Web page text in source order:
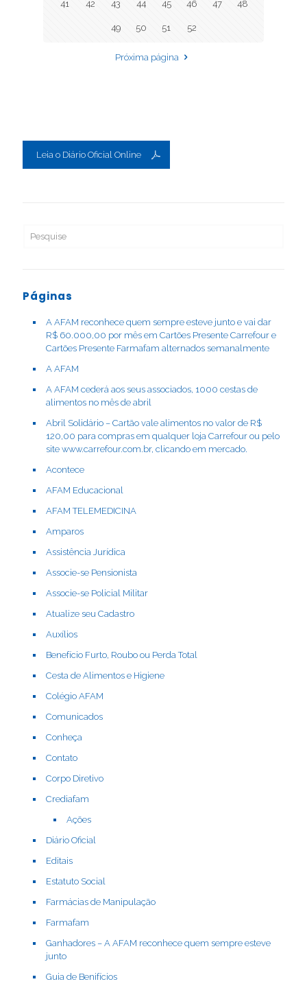
41 42 43 44 45 46 47 48
49 50 51 52
Próxima página
Leia o Diário Oficial Online
Páginas
A AFAM reconhece quem sempre esteve junto e vai dar
R$ 60.000,00 por mês em Cartões Presente Carrefour e
Cartões Presente Farmafam alternados semanalmente
A AFAM
A AFAM cederá aos seus associados, 1000 cestas de
alimentos no mês de abril
Abril Solidário – Cartão vale alimentos no valor de R$
120,00 para compras em qualquer loja Carrefour ou pelo
site www.carrefour.com.br, clicando em mercado.
Acontece
AFAM Educacional
AFAM TELEMEDICINA
Amparos
Assistência Jurídica
Associe-se Pensionista
Associe-se Policial Militar
Atualize seu Cadastro
Auxílios
Benefício Furto, Roubo ou Perda Total
Cesta de Alimentos e Higiene
Colégio AFAM
Comunicados
Conheça
Contato
Corpo Diretivo
Crediafam
Ações
Diário Oficial
Editais
Estatuto Social
Farmácias de Manipulação
Farmafam
Ganhadores – A AFAM reconhece quem sempre esteve
junto
Guia de Benifícios